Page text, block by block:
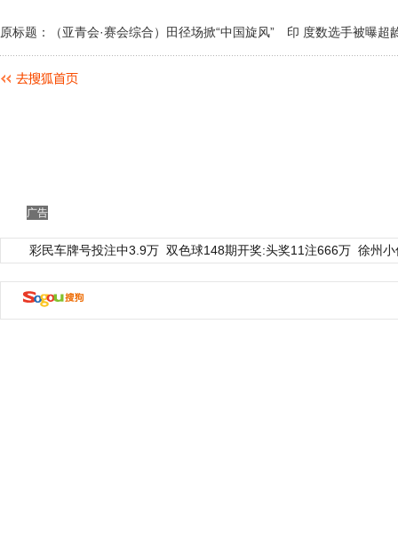
原标题：（亚青会·赛会综合）田径场掀“中国旋风” 印 度数选手被曝超
广告
彩民车牌号投注中3.9万 双色球148期开奖:头奖11注666万 徐州